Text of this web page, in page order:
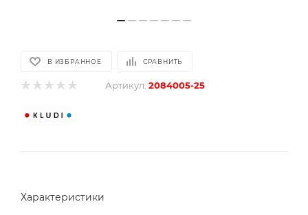
В ИЗБРАННОЕ СРАВНИТЬ
Артикул: 2084005-25
Характеристики